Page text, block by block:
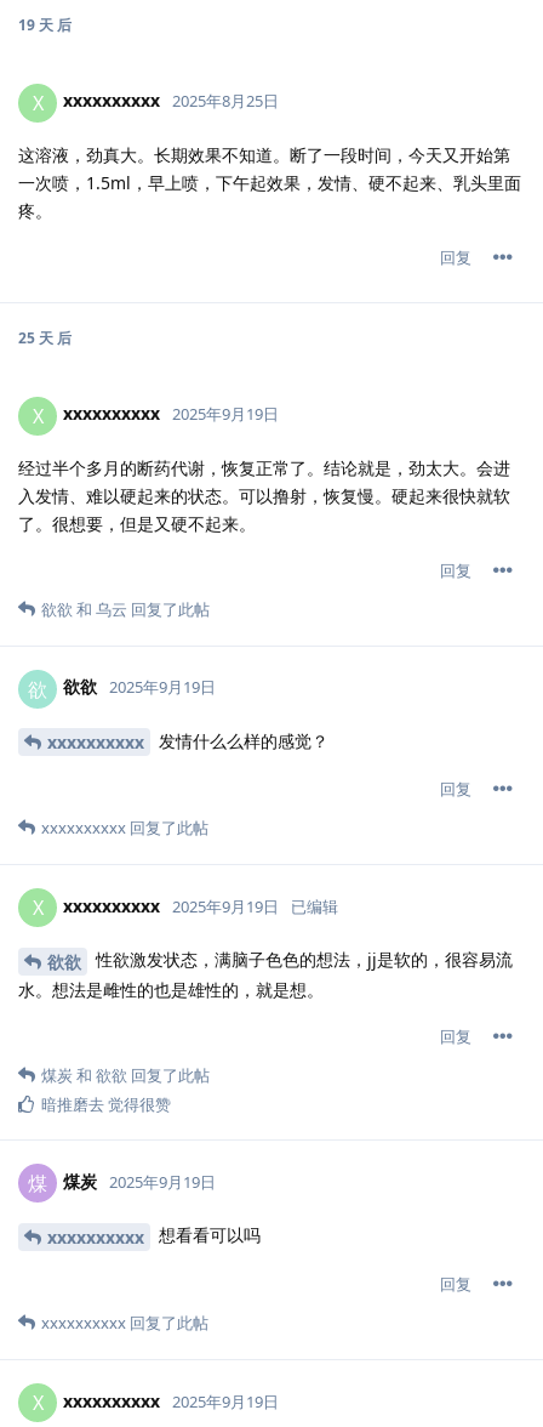
19 天 后
X xxxxxxxxxx 2025年8月25日
这溶液，劲真大。长期效果不知道。断了一段时间，今天又开始第
一次喷，1.5ml，早上喷，下午起效果，发情、硬不起来、乳头里面
疼。
回复
25 天 后
X xxxxxxxxxx 2025年9月19日
经过半个多月的断药代谢，恢复正常了。结论就是，劲太大。会进
入发情、难以硬起来的状态。可以撸射，恢复慢。硬起来很快就软
了。很想要，但是又硬不起来。
回复
欲欲 和 乌云 回复了此帖
欲 欲欲 2025年9月19日
xxxxxxxxxx 发情什么么样的感觉？
回复
xxxxxxxxxx 回复了此帖
X xxxxxxxxxx 2025年9月19日 已编辑
欲欲 性欲激发状态，满脑子色色的想法，jj是软的，很容易流
水。想法是雌性的也是雄性的，就是想。
回复
煤炭和 欲欲 回复了此帖
暗推磨去觉得很赞
煤 煤炭 2025年9月19日
xxxxxxxxxx 想看看可以吗
回复
xxxxxxxxxx 回复了此帖
X xxxxxxxxxx 2025年9月19日